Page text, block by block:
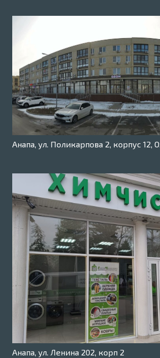
Анапа, ул. Поликарпова 2, корпус 12,
Анапа, ул. Ленина 202, корп 2